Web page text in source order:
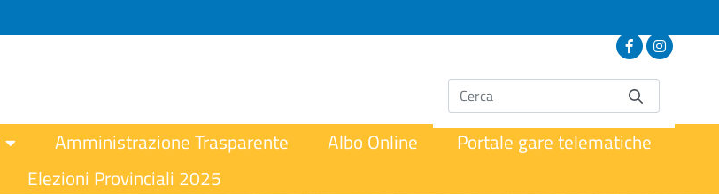
Amministrazione Trasparente Albo Online
Portale gare telematiche
Elezioni Provinciali 2025